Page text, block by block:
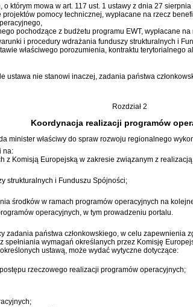
o którym mowa w art. 117 ust. 1 ustawy z dnia 27
pomocy technicznej, wypłacane na rzecz
pochodzące z budżetu programu EWT, wypłacane
i procedury wdrażania funduszy strukturalnych i
właściwego porozumienia, kontraktu
ustawa nie stanowi inaczej, zadania państwa
Rozdział 2
Koordynacja realizacji programów
minister właściwy do spraw rozwoju regionalnego
na:
z Komisją Europejską w zakresie związanym z
strukturalnych i Funduszu Spójności;
środków w ramach programów operacyjnych na
operacyjnych, w tym prowadzeniu portalu.
zadania państwa członkowskiego, w celu
wymagań określanych przez Komisję
ustawą, może wydać wytyczne dotyczące:
rzeczowego realizacji programów operacyjnych;